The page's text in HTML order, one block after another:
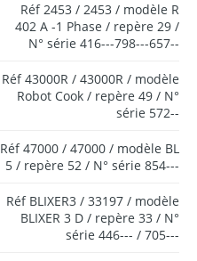
Réf 2453 / 2453 / modèle R
402 A -1 Phase / repère 29 /
N° série 416---798---657--
Réf 43000R / 43000R / modèle
Robot Cook / repère 49 / N°
série 572--
Réf 47000 / 47000 / modèle BL
5 / repère 52 / N° série 854---
Réf BLIXER3 / 33197 / modèle
BLIXER 3 D / repère 33 / N°
série 446--- / 705---